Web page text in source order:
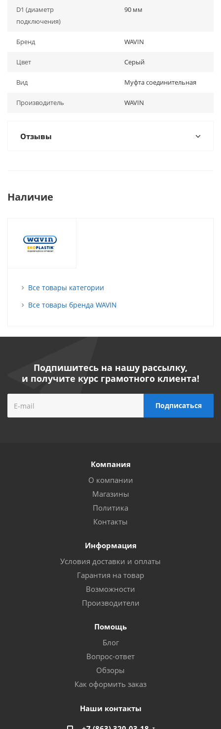
D1 (диаметр
подключения)
90 мм
Бренд WAVIN
Цвет Серый
Вид Муфта соединительная
Производитель WAVIN
Отзывы
Наличие
Все товары категории
Все товары бренда WAVIN
Подпишитесь на нашу рассылку,
и получите курс грамотного клиента!
Компания
О компании
Магазины
Политика
Контакты
Информация
Условия доставки и оплаты
Гарантия на товар
Возможности
Производители
Помощь
Блог
Вопрос-ответ
Обзоры
Как оформить заказ
Наши контакты